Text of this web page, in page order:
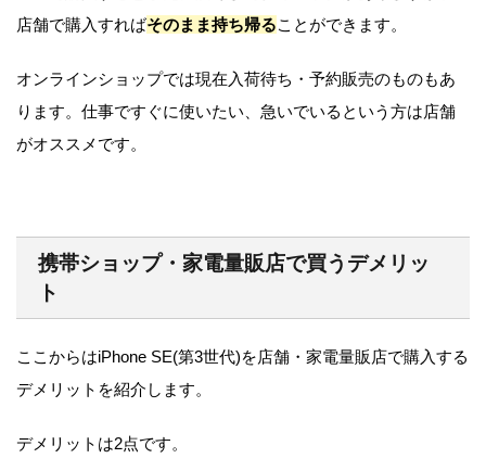
店舗で購入すればそのまま持ち帰ることができます。
オンラインショップでは現在入荷待ち・予約販売のものもあ
ります。仕事ですぐに使いたい、急いでいるという方は店舗
がオススメです。
携帯ショップ・家電量販店で買うデメリッ
ト
ここからはiPhone SE(第3世代)を店舗・家電量販店で購入する
デメリットを紹介します。
デメリットは2点です。